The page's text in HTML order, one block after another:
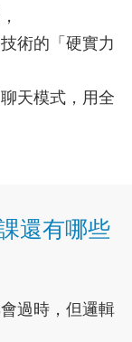
術的「硬實力
天模式，用全
還有哪些
過時，但邏輯